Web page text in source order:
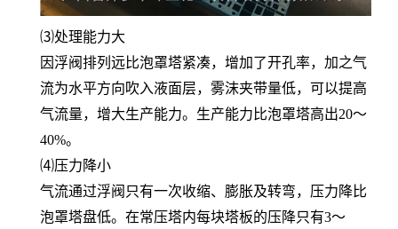
⑶处理能力大
因浮阀排列远比泡罩塔紧凑，增加了开孔率，加之气
流为水平方向吹入液面层，雾沫夹带量低，可以提高
气流量，增大生产能力。生产能力比泡罩塔高出20～
40%。
⑷压力降小
气流通过浮阀只有一次收缩、膨胀及转弯，压力降比
泡罩塔盘低。在常压塔内每块塔板的压降只有3～